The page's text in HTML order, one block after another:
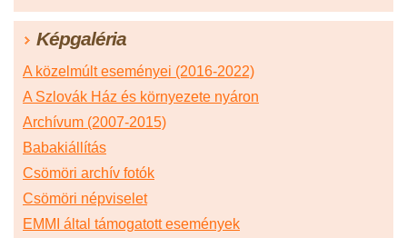
Képgaléria
A közelmúlt eseményei (2016-2022)
A Szlovák Ház és környezete nyáron
Archívum (2007-2015)
Babakiállítás
Csömöri archív fotók
Csömöri népviselet
EMMI által támogatott események